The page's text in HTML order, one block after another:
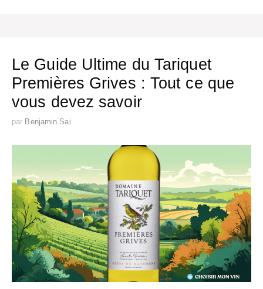
Le Guide Ultime du Tariquet
Premières Grives : Tout ce que
vous devez savoir
par Benjamin Sai